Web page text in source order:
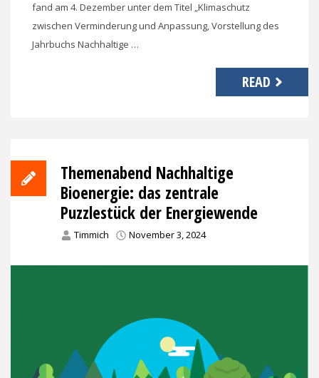
fand am 4. Dezember unter dem Titel „Klimaschutz
zwischen Verminderung und Anpassung, Vorstellung des
Jahrbuchs Nachhaltige …
READ
Themenabend Nachhaltige
Bioenergie: das zentrale
Puzzlestück der Energiewende
Timmich November 3, 2024